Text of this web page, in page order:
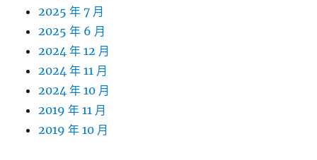
2025 年 7 月
2025 年 6 月
2024 年 12 月
2024 年 11 月
2024 年 10 月
2019 年 11 月
2019 年 10 月